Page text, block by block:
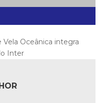
Oceânica integra
Inter